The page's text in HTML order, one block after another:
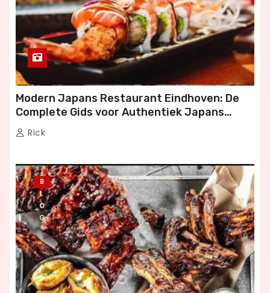
Modern Japans Restaurant Eindhoven: De
Complete Gids voor Authentiek Japans
Dineren
Rick
B
L
O
G